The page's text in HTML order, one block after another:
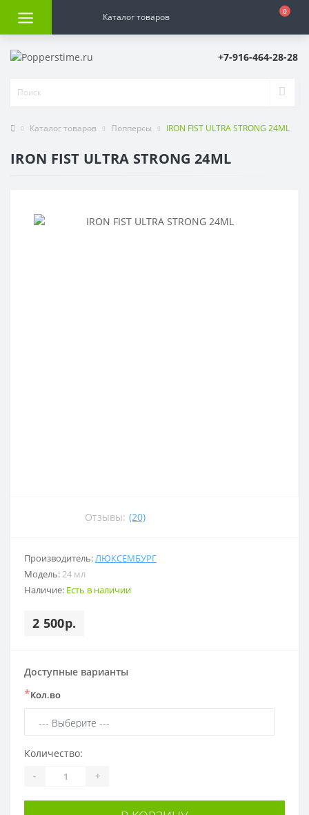
Каталог товаров 0
+7-916-464-28-28
Каталог товаров Попперсы IRON FIST ULTRA STRONG 24ML
IRON FIST ULTRA STRONG 24ML
Отзывы: (20)
Производитель:ЛЮКСЕМБУРГ
Модель:24 мл
Наличие: Есть в наличии
2 500р.
Доступные варианты
*Кол.во
Количество:
- +